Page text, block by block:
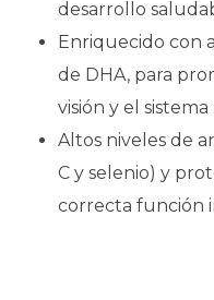
desarrollo
Enriquecido con
de DHA, para
visión y el sistema
Altos niveles de
C y selenio) y
correcta función